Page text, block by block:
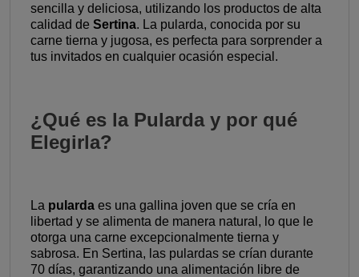
sencilla y deliciosa, utilizando los productos de alta
calidad de Sertina. La pularda, conocida por su
carne tierna y jugosa, es perfecta para sorprender a
tus invitados en cualquier ocasión especial.
¿Qué es la Pularda y por qué
Elegirla?
La pularda es una gallina joven que se cría en
libertad y se alimenta de manera natural, lo que le
otorga una carne excepcionalmente tierna y
sabrosa. En Sertina, las pulardas se crían durante
70 días, garantizando una alimentación libre de